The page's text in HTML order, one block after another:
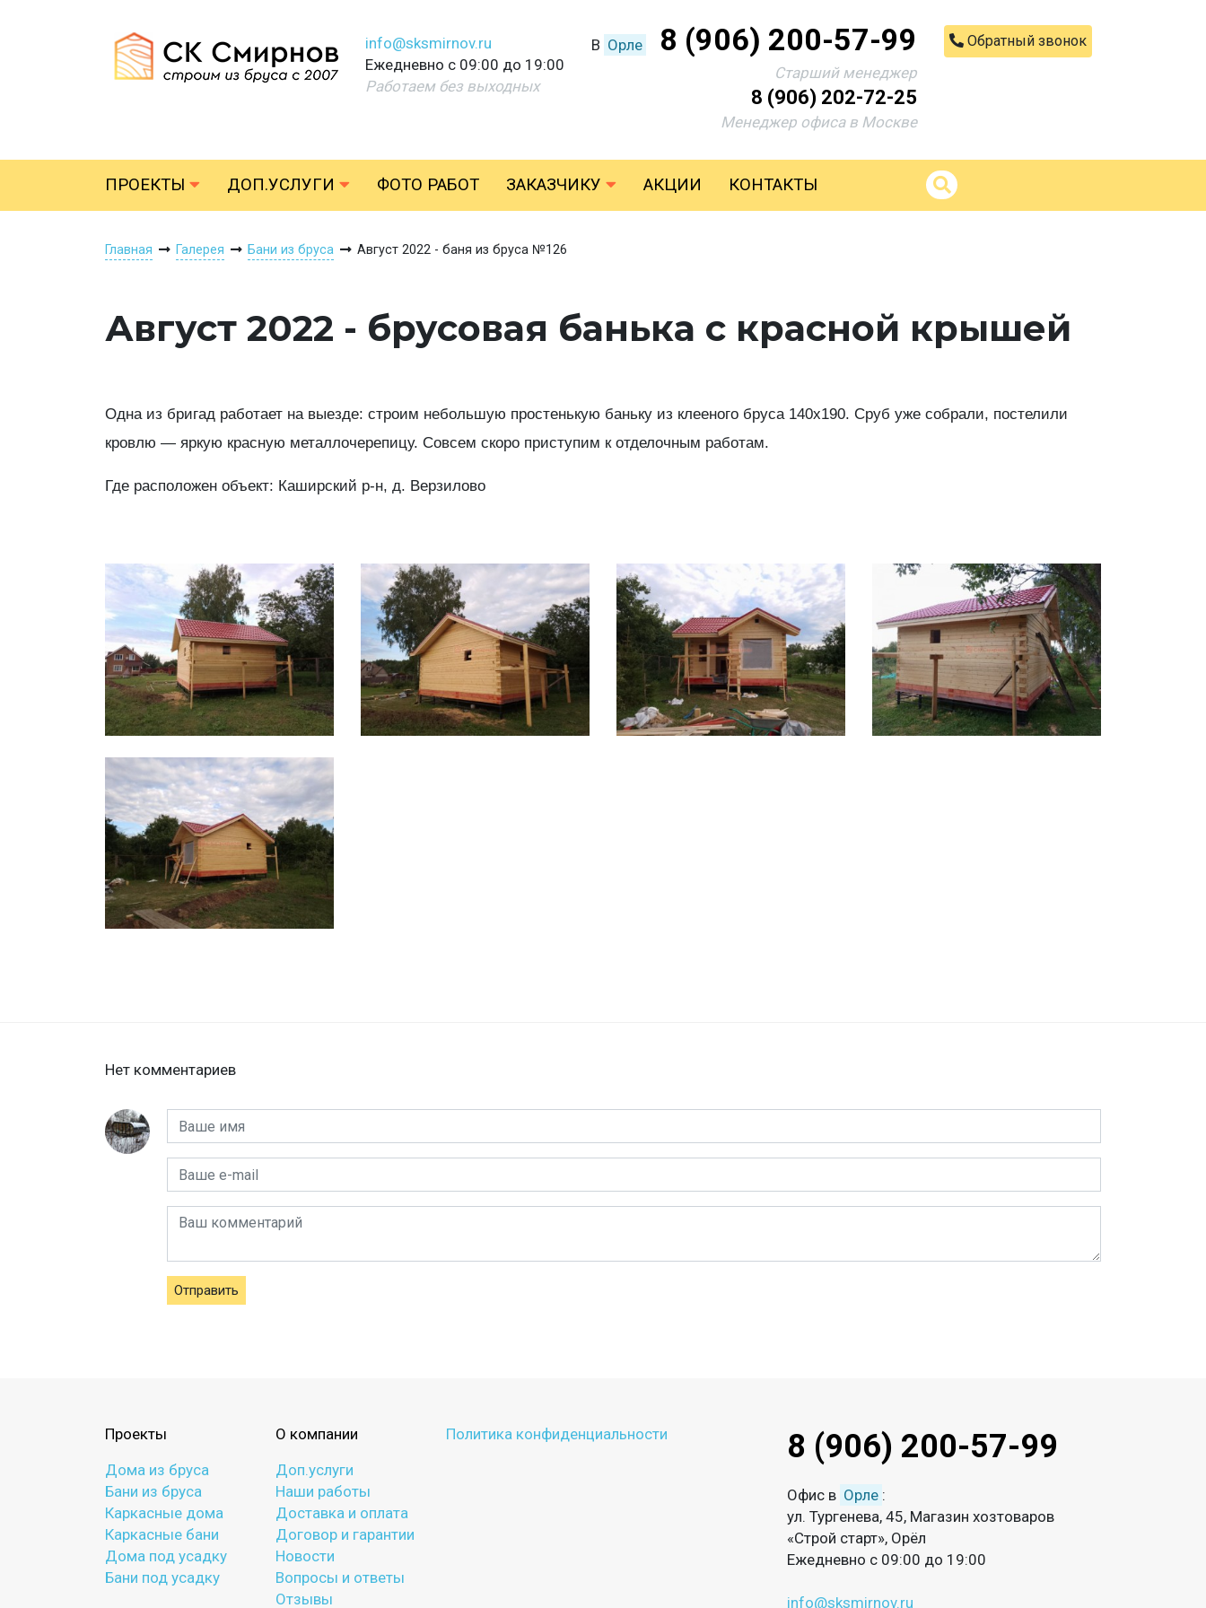
info@sksmirnov.ru
Ежедневно с 09:00 до 19:00
Работаем без выходных
В Орле 8 (906) 200-57-99
Старший менеджер
8 (906) 202-72-25
Менеджер офиса в Москве
Обратный звонок
ПРОЕКТЫ ДОП.УСЛУГИ ФОТО РАБОТ ЗАКАЗЧИКУ АКЦИИ КОНТАКТЫ
Главная Галерея Бани из бруса Август 2022 - баня из бруса №126
Август 2022 - брусовая банька с красной крышей
Одна из бригад работает на выезде: строим небольшую простенькую баньку из клееного бруса 140х190. Сруб уже собрали, постелили
кровлю — яркую красную металлочерепицу. Совсем скоро приступим к отделочным работам.
Где расположен объект: Каширский р-н, д. Верзилово
Нет комментариев
Отправить
Проекты
Дома из бруса
Бани из бруса
Каркасные дома
Каркасные бани
Дома под усадку
Бани под усадку
О компании
Доп.услуги
Наши работы
Доставка и оплата
Договор и гарантии
Новости
Вопросы и ответы
Отзывы
Политика конфиденциальности 8 (906) 200-57-99
Офис в Орле :
ул. Тургенева, 45, Магазин хозтоваров
«Строй старт», Орёл
Ежедневно с 09:00 до 19:00
info@sksmirnov.ru